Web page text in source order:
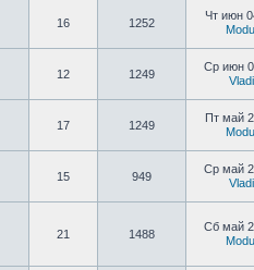
16 1252
Чт июн
12 1249
Ср июн
17 1249
Пт май
15 949
Ср май
21 1488
Сб май